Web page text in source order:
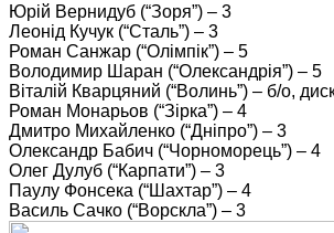
Юрій Вернидуб (“Зоря”) – 3
Леонід Кучук (“Сталь”) – 3
Роман Санжар (“Олімпік”) – 5
Володимир Шаран (“Олександрія”) – 5
Віталій Кварцяний (“Волинь”) – б/о,
Роман Монарьов (“Зірка”) – 4
Дмитро Михайленко (“Дніпро”) – 3
Олександр Бабич (“Чорноморець”) – 4
Олег Дулуб (“Карпати”) – 3
Паулу Фонсека (“Шахтар”) – 4
Василь Сачко (“Ворскла”) – 3